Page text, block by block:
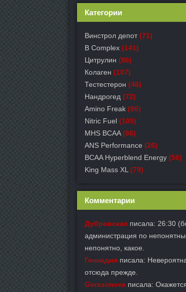
Категории
Винстрол депот (71)
B Complex (141)
Цитрулин (86)
Колаген (107)
Тестестерон (48)
Нандрогед (72)
Amino Freak (86)
Nitric Fuel (105)
MHS BCAA (86)
ANS Performance (26)
BCAA Hyperblend Energy (56)
King Mass XL (79)
Комментарии
Дубровская писала: 26:30
администрация по
непонятно, какое.
Геннадия писала:
отсюда прежде.
Gerasimova писала: